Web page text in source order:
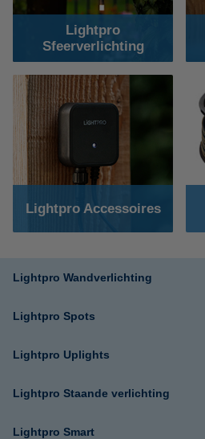
Lightpro
Sfeerverlichting
Lightpro Accessoires
Lightpro Wandverlichting
Lightpro Spots
Lightpro Uplights
Lightpro Staande verlichting
Lightpro Smart